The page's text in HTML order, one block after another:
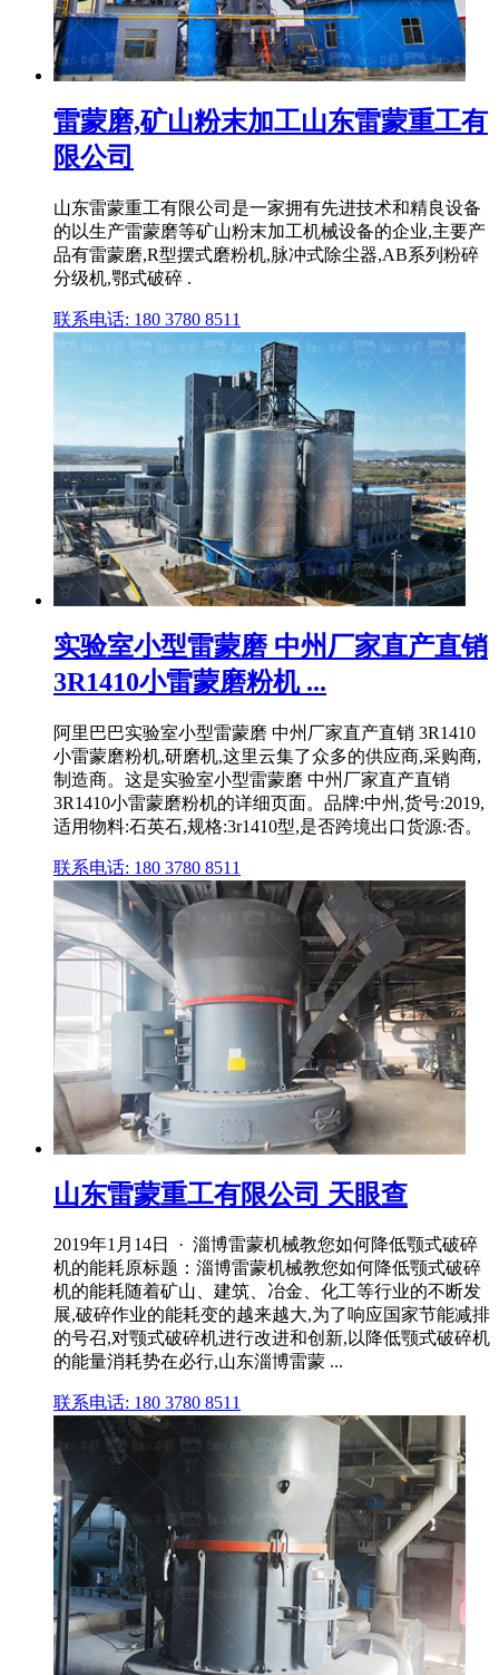
雷蒙磨,矿山粉末加工山东雷蒙重工有
限公司
山东雷蒙重工有限公司是一家拥有先进技术和精良设备
的以生产雷蒙磨等矿山粉末加工机械设备的企业,主要产
品有雷蒙磨,R型摆式磨粉机,脉冲式除尘器,AB系列粉碎
分级机,鄂式破碎 .
联系电话: 180 3780 8511
实验室小型雷蒙磨 中州厂家直产直销
3R1410小雷蒙磨粉机 ...
阿里巴巴实验室小型雷蒙磨 中州厂家直产直销 3R1410
小雷蒙磨粉机,研磨机,这里云集了众多的供应商,采购商,
制造商。这是实验室小型雷蒙磨 中州厂家直产直销
3R1410小雷蒙磨粉机的详细页面。品牌:中州,货号:2019,
适用物料:石英石,规格:3r1410型,是否跨境出口货源:否。
联系电话: 180 3780 8511
山东雷蒙重工有限公司 天眼查
2019年1月14日 · 淄博雷蒙机械教您如何降低颚式破碎
机的能耗原标题：淄博雷蒙机械教您如何降低颚式破碎
机的能耗随着矿山、建筑、冶金、化工等行业的不断发
展,破碎作业的能耗变的越来越大,为了响应国家节能减排
的号召,对颚式破碎机进行改进和创新,以降低颚式破碎机
的能量消耗势在必行,山东淄博雷蒙 ...
联系电话: 180 3780 8511